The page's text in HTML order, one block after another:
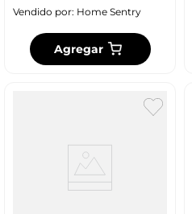
Vendido por: Home Sentry
Agregar